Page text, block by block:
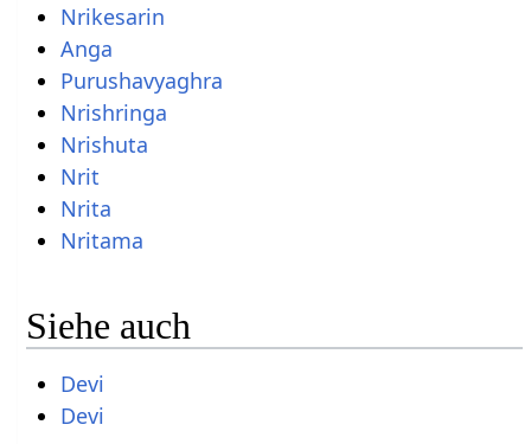
Nrikesarin
Anga
Purushavyaghra
Nrishringa
Nrishuta
Nrit
Nrita
Nritama
Siehe auch
Devi
Devi